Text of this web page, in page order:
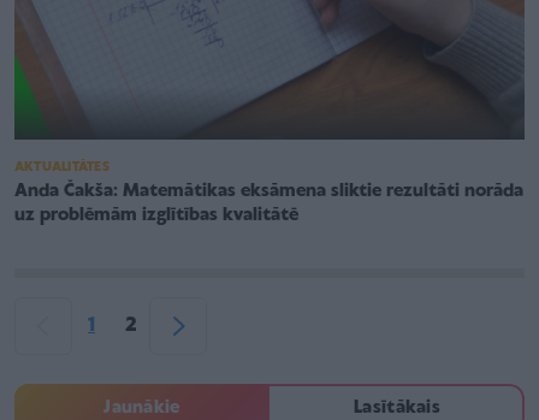
AKTUALITĀTES
Anda Čakša: Matemātikas eksāmena sliktie rezultāti norāda
uz problēmām izglītības kvalitātē
1 2
Jaunākie Lasītākais